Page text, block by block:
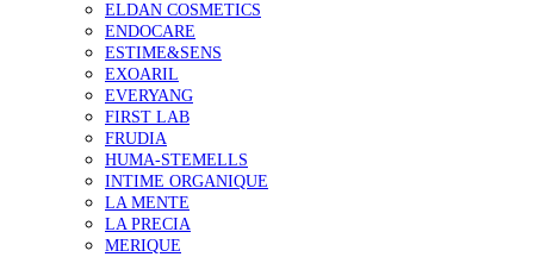
ELDAN COSMETICS
ENDOCARE
ESTIME&SENS
EXOARIL
EVERYANG
FIRST LAB
FRUDIA
HUMA-STEMELLS
INTIME ORGANIQUE
LA MENTE
LA PRECIA
MERIQUE